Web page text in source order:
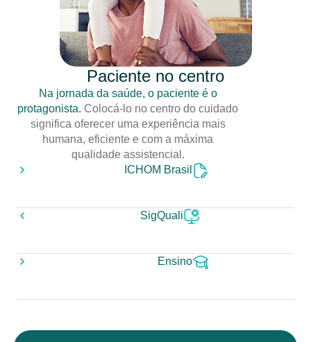
Paciente no centro
Na jornada da saúde, o paciente é o
protagonista. Colocá-lo no centro do cuidado
significa oferecer uma experiência mais
humana, eficiente e com a máxima
qualidade assistencial.
ICHOM Brasil
SigQuali
Ensino